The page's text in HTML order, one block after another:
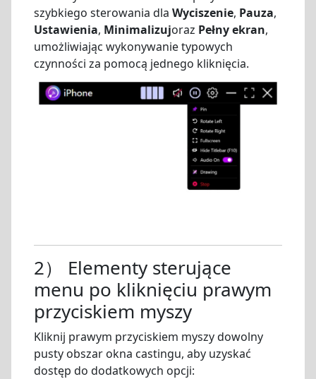
szybkiego sterowania dla Wyciszenie, Pauza,
Ustawienia, Minimalizujoraz Pełny ekran,
umożliwiając wykonywanie typowych
czynności za pomocą jednego kliknięcia.
2） Elementy sterujące
menu po kliknięciu prawym
przyciskiem myszy
Kliknij prawym przyciskiem myszy dowolny
pusty obszar okna castingu, aby uzyskać
dostęp do dodatkowych opcji: